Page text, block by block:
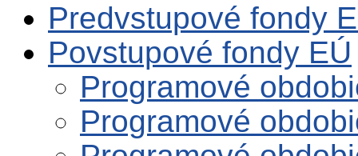
Predvstupové fondy
Povstupové fondy EÚ
Programové
Programové